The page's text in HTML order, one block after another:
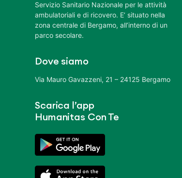
Servizio Sanitario Nazionale per le attività
ambulatoriali e di ricovero. E’ situato nella
zona centrale di Bergamo, all’interno di un
parco secolare.
Dove siamo
Via Mauro Gavazzeni, 21 – 24125 Bergamo
Scarica l’app
Humanitas Con Te